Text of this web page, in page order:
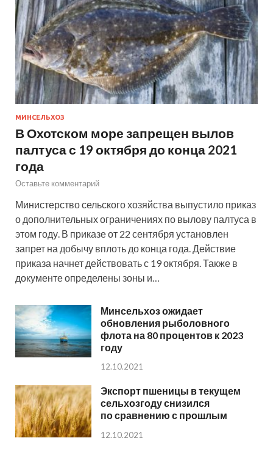
МИНСЕЛЬХОЗ
В Охотском море запрещен вылов
палтуса с 19 октября до конца 2021
года
Оставьте комментарий
Министерство сельского хозяйства выпустило приказ
о дополнительных ограничениях по вылову палтуса в
этом году. В приказе от 22 сентября установлен
запрет на добычу вплоть до конца года. Действие
приказа начнет действовать с 19 октября. Также в
документе определены зоны и…
Минсельхоз ожидает
обновления рыболовного
флота на 80 процентов к 2023
году
12.10.2021
Экспорт пшеницы в текущем
сельхозгоду снизился
по сравнению с прошлым
12.10.2021